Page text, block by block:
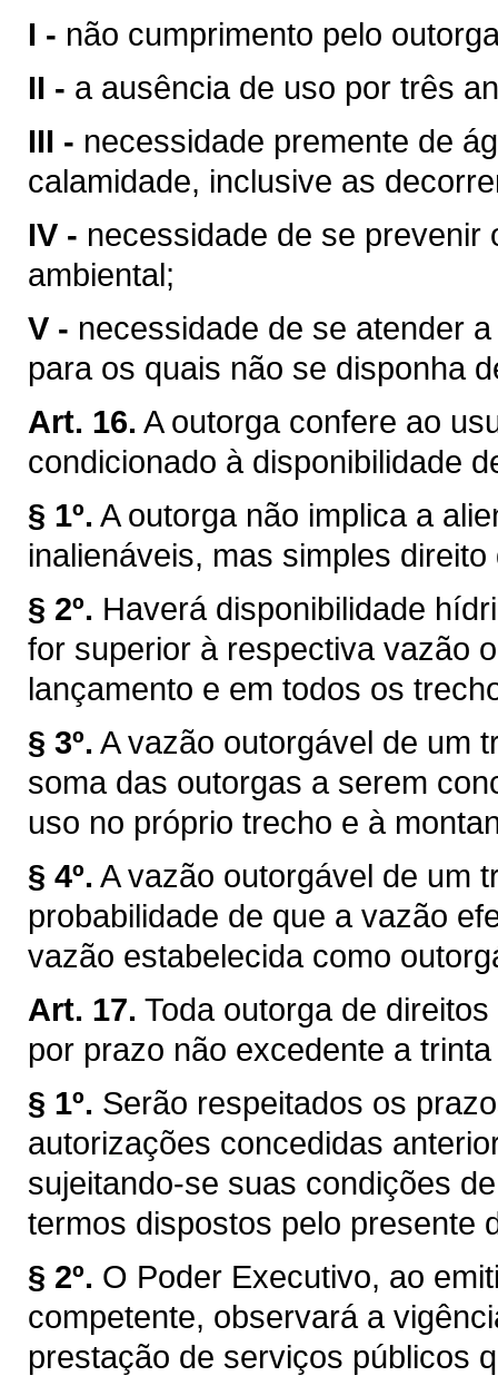
I - não cumprimento pelo
II - a ausência de uso por três
III - necessidade premente de
calamidade, inclusive as
IV - necessidade de se
ambiental;
V - necessidade de se atender
para os quais não se disponha
Art. 16. A outorga confere ao
condicionado à disponibilidade
§ 1º. A outorga não implica a
inalienáveis, mas simples direito
§ 2º. Haverá disponibilidade
for superior à respectiva vazão
lançamento e em todos os
§ 3º. A vazão outorgável de um
soma das outorgas a serem
uso no próprio trecho e à
§ 4º. A vazão outorgável de um
probabilidade de que a vazão
vazão estabelecida como
Art. 17. Toda outorga de
por prazo não excedente a
§ 1º. Serão respeitados os
autorizações concedidas
sujeitando-se suas condições
termos dispostos pelo presente
§ 2º. O Poder Executivo, ao
competente, observará a
prestação de serviços públicos